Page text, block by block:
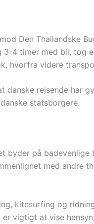
Den Thailandske
4 timer med bil, tog
hvorfra videre
rejsende har
statsborgere.
byder på
med andre
kitesurfing og
vigtigt at vise